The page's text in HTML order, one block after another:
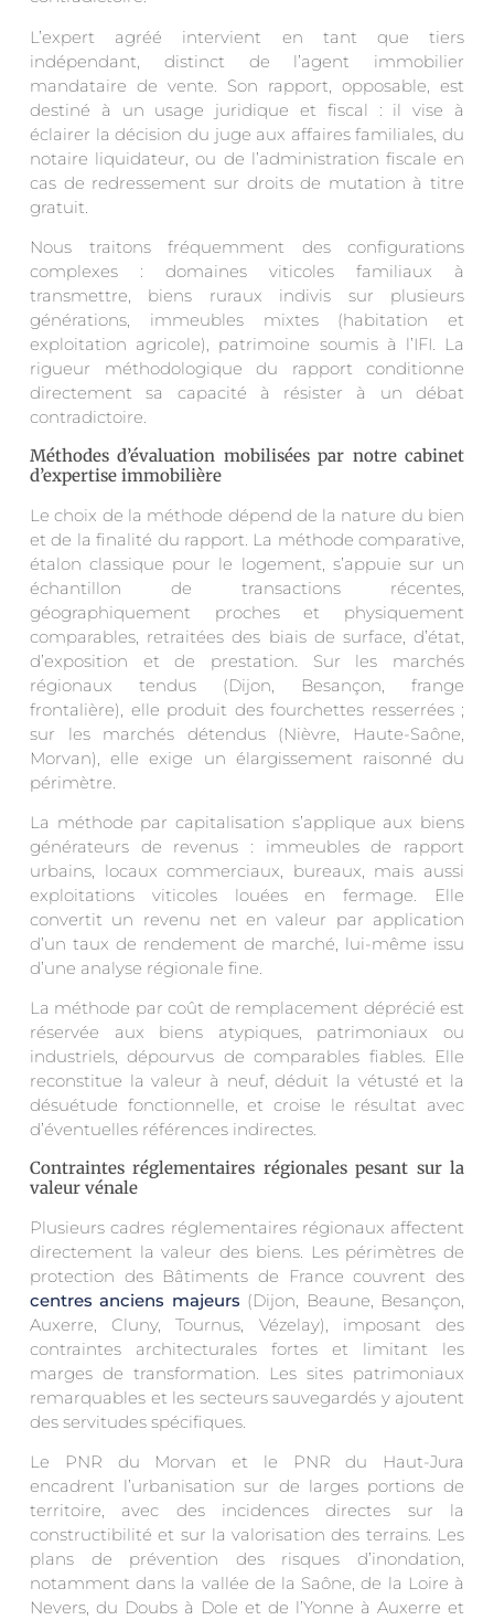
L’expert agréé intervient en tant que tiers
indépendant, distinct de l’agent immobilier
mandataire de vente. Son rapport, opposable, est
destiné à un usage juridique et fiscal : il vise à
éclairer la décision du juge aux affaires familiales, du
notaire liquidateur, ou de l’administration fiscale en
cas de redressement sur droits de mutation à titre
gratuit.
Nous traitons fréquemment des configurations
complexes : domaines viticoles familiaux à
transmettre, biens ruraux indivis sur plusieurs
générations, immeubles mixtes (habitation et
exploitation agricole), patrimoine soumis à l’IFI. La
rigueur méthodologique du rapport conditionne
directement sa capacité à résister à un débat
contradictoire.
Méthodes d’évaluation mobilisées par notre cabinet
d’expertise immobilière
Le choix de la méthode dépend de la nature du bien
et de la finalité du rapport. La méthode comparative,
étalon classique pour le logement, s’appuie sur un
échantillon de transactions récentes,
géographiquement proches et physiquement
comparables, retraitées des biais de surface, d’état,
d’exposition et de prestation. Sur les marchés
régionaux tendus (Dijon, Besançon, frange
frontalière), elle produit des fourchettes resserrées ;
sur les marchés détendus (Nièvre, Haute-Saône,
Morvan), elle exige un élargissement raisonné du
périmètre.
La méthode par capitalisation s’applique aux biens
générateurs de revenus : immeubles de rapport
urbains, locaux commerciaux, bureaux, mais aussi
exploitations viticoles louées en fermage. Elle
convertit un revenu net en valeur par application
d’un taux de rendement de marché, lui-même issu
d’une analyse régionale fine.
La méthode par coût de remplacement déprécié est
réservée aux biens atypiques, patrimoniaux ou
industriels, dépourvus de comparables fiables. Elle
reconstitue la valeur à neuf, déduit la vétusté et la
désuétude fonctionnelle, et croise le résultat avec
d’éventuelles références indirectes.
Contraintes réglementaires régionales pesant sur la
valeur vénale
Plusieurs cadres réglementaires régionaux affectent
directement la valeur des biens. Les périmètres de
protection des Bâtiments de France couvrent des
centres anciens majeurs (Dijon, Beaune, Besançon,
Auxerre, Cluny, Tournus, Vézelay), imposant des
contraintes architecturales fortes et limitant les
marges de transformation. Les sites patrimoniaux
remarquables et les secteurs sauvegardés y ajoutent
des servitudes spécifiques.
Le PNR du Morvan et le PNR du Haut-Jura
encadrent l’urbanisation sur de larges portions de
territoire, avec des incidences directes sur la
constructibilité et sur la valorisation des terrains. Les
plans de prévention des risques d’inondation,
notamment dans la vallée de la Saône, de la Loire à
Nevers, du Doubs à Dole et de l’Yonne à Auxerre et